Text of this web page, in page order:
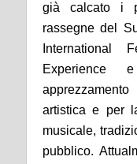
già calcato i
rassegne del
International
Experience
artistica e per
musicale,
pubblico.